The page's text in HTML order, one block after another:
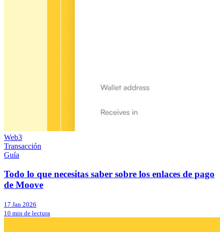
Web3
Transacción
Guía
Todo lo que necesitas saber sobre los enlaces de pago
de Moove
17 Jan 2026
10 min de lectura